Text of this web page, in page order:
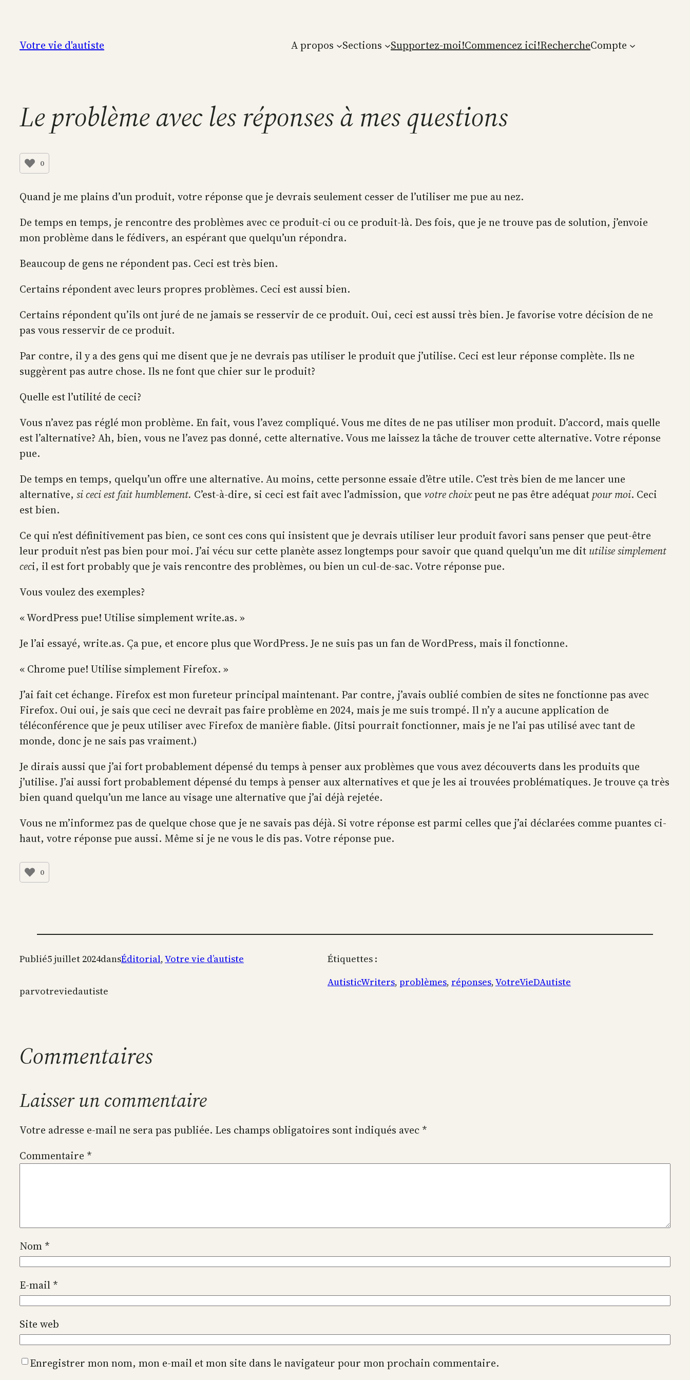
contenu
Votre vie d'autiste A propos Sections Supportez-moi!Commencez ici!RechercheCompte
Le problème avec les réponses à mes questions
0
Quand je me plains d’un produit, votre réponse que je devrais seulement cesser de l’utiliser me pue au nez.
De temps en temps, je rencontre des problèmes avec ce produit-ci ou ce produit-là. Des fois, que je ne trouve pas de solution, j’envoie
mon problème dans le fédivers, an espérant que quelqu’un répondra.
Beaucoup de gens ne répondent pas. Ceci est très bien.
Certains répondent avec leurs propres problèmes. Ceci est aussi bien.
Certains répondent qu’ils ont juré de ne jamais se resservir de ce produit. Oui, ceci est aussi très bien. Je favorise votre décision de ne
pas vous resservir de ce produit.
Par contre, il y a des gens qui me disent que je ne devrais pas utiliser le produit que j’utilise. Ceci est leur réponse complète. Ils ne
suggèrent pas autre chose. Ils ne font que chier sur le produit?
Quelle est l’utilité de ceci?
Vous n’avez pas réglé mon problème. En fait, vous l’avez compliqué. Vous me dites de ne pas utiliser mon produit. D’accord, mais quelle
est l’alternative? Ah, bien, vous ne l’avez pas donné, cette alternative. Vous me laissez la tâche de trouver cette alternative. Votre réponse
pue.
De temps en temps, quelqu’un offre une alternative. Au moins, cette personne essaie d’être utile. C’est très bien de me lancer une
alternative, si ceci est fait humblement. C’est-à-dire, si ceci est fait avec l’admission, que votre choixpeut ne pas être adéquat pour moi. Ceci
est bien.
Ce qui n’est définitivement pas bien, ce sont ces cons qui insistent que je devrais utiliser leur produit favori sans penser que peut-être
leur produit n’est pas bien pour moi. J’ai vécu sur cette planète assez longtemps pour savoir que quand quelqu’un me dit utilise simplement
ceci, il est fort probably que je vais rencontre des problèmes, ou bien un cul-de-sac. Votre réponse pue.
Vous voulez des exemples?
« WordPress pue! Utilise simplement write.as. »
Je l’ai essayé, write.as. Ça pue, et encore plus que WordPress. Je ne suis pas un fan de WordPress, mais il fonctionne.
« Chrome pue! Utilise simplement Firefox. »
J’ai fait cet échange. Firefox est mon fureteur principal maintenant. Par contre, j’avais oublié combien de sites ne fonctionne pas avec
Firefox. Oui oui, je sais que ceci ne devrait pas faire problème en 2024, mais je me suis trompé. Il n’y a aucune application de
téléconférence que je peux utiliser avec Firefox de manière fiable. (Jitsi pourrait fonctionner, mais je ne l’ai pas utilisé avec tant de
monde, donc je ne sais pas vraiment.)
Je dirais aussi que j’ai fort probablement dépensé du temps à penser aux problèmes que vous avez découverts dans les produits que
j’utilise. J’ai aussi fort probablement dépensé du temps à penser aux alternatives et que je les ai trouvées problématiques. Je trouve ça très
bien quand quelqu’un me lance au visage une alternative que j’ai déjà rejetée.
Vous ne m’informez pas de quelque chose que je ne savais pas déjà. Si votre réponse est parmi celles que j’ai déclarées comme puantes ci-
haut, votre réponse pue aussi. Même si je ne vous le dis pas. Votre réponse pue.
0
Publié5 juillet 2024dansÉditorial, Votre vie d’autiste
parvotreviedautiste
Étiquettes :
AutisticWriters, problèmes, réponses, VotreVieDAutiste
Commentaires
Laisser un commentaire
Votre adresse e-mail ne sera pas publiée. Les champs obligatoires sont indiqués avec *
Commentaire *
Nom *
E-mail *
Site web
Enregistrer mon nom, mon e-mail et mon site dans le navigateur pour mon prochain commentaire.